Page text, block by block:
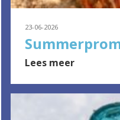
23-06-2026
Lees meer